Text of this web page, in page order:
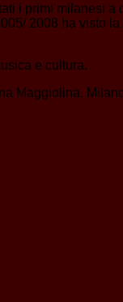
i primi milanesi a
2008 ha visto
e cultura.
Maggiolina.